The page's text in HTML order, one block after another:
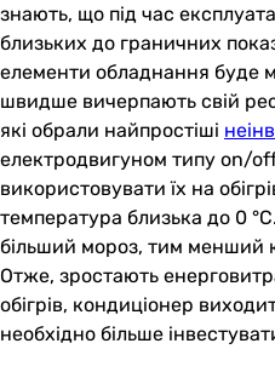
знають, що під час
близьких до граничних
елементи обладнання буде
швидше вичерпають свій
які обрали найпростіші
електродвигуном типу on/
використовувати їх на
температура близька до 0
більший мороз, тим менший
Отже, зростають
обігрів, кондиціонер
необхідно більше